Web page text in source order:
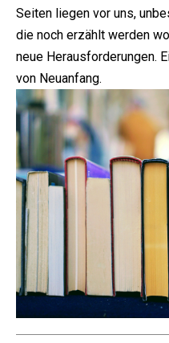
Seiten liegen vor uns,
die noch erzählt werden
neue Herausforderungen.
von Neuanfang.